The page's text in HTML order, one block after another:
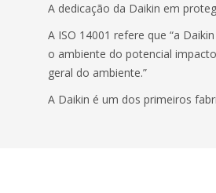
A dedicação da Daikin em
A ISO 14001 refere que “a
o ambiente do potencial
geral do ambiente.”
A Daikin é um dos primeiros